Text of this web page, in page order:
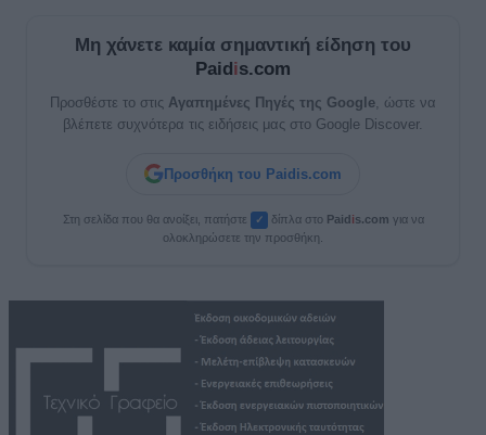
Μη χάνετε καμία σημαντική είδηση του
Paidis.com
Προσθέστε το στις Αγαπημένες Πηγές της Google , ώστε να
βλέπετε συχνότερα τις ειδήσεις μας στο Google Discover.
Προσθήκη του Paidis.com
Στη σελίδα που θα ανοίξει, πατήστε ✓ δίπλα στο Paidis.com για να
ολοκληρώσετε την προσθήκη.